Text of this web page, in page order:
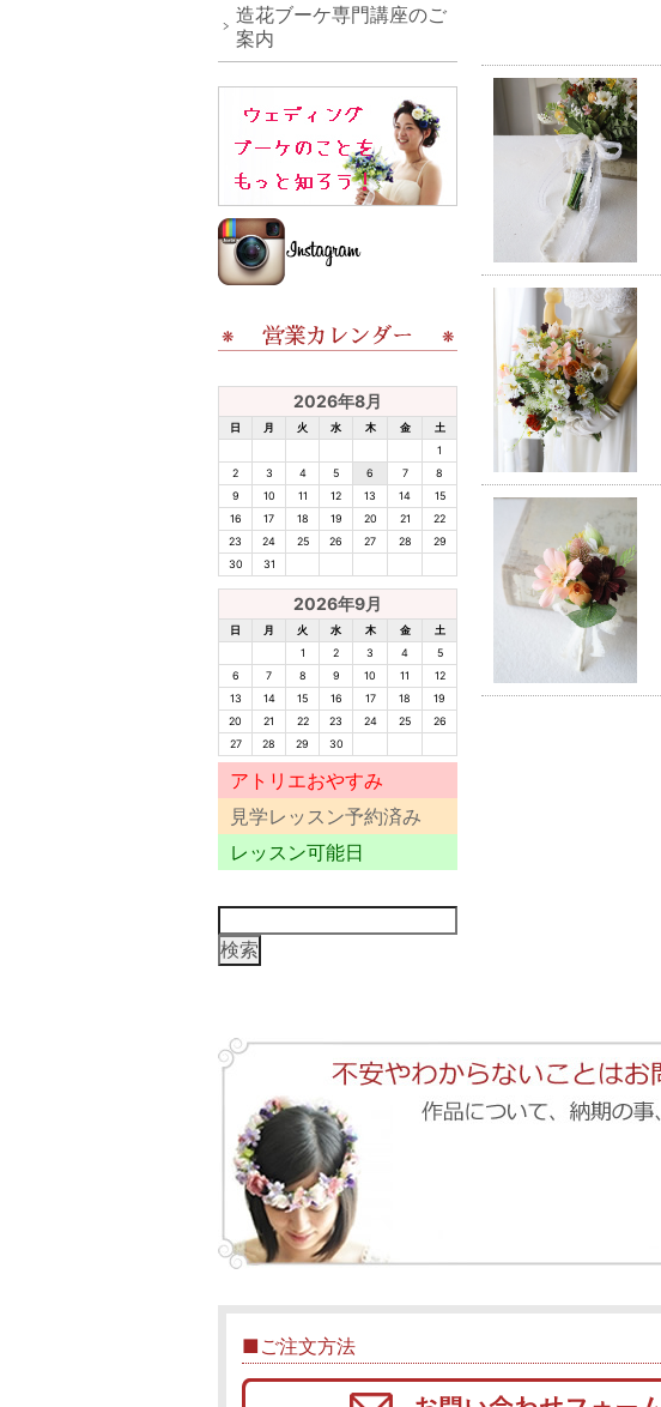
造花ブーケ専門講座のご
案内
2026年8月
日 月 火 水 木 金
土
1
2
3 4 5 6 7
8
9
10 11 12 13 14
15
16
17 18 19 20 21
22
23
24 25 26 27 28
29
30
31
2026年9月
日 月 火 水 木 金
土
1
2 3 4
5
6
7 8 9 10 11
12
13
14 15 16 17 18
19
20
21 22 23 24 25
26
27
28 29 30
アトリエおやすみ
見学レッスン予約済み
レッスン可能日
検
索:
■ご注文方法